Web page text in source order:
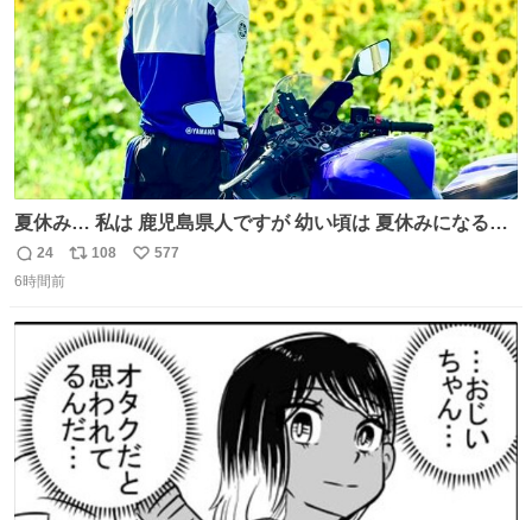
夏休み… 私は 鹿児島県人ですが 幼い頃は 夏休みになると
母の郷… 山梨へ遊びに行くのが楽しみでした 母の実家へ 1
ヶ月近く泊まって … … 今の私は 医療従事者 お盆休み？ﾅﾆ
景 淡い記憶 そんな思い出の風景… ありますか？
返
信
24
リ
ト
数
108
い
数
577
6時間前